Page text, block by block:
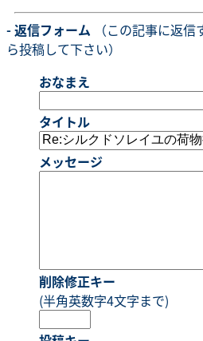
- 返信フォーム （この記事に返
ら投稿して下さい）
おなまえ
タイトル
メッセージ
削除修正キー
(半角英数字4文字まで)